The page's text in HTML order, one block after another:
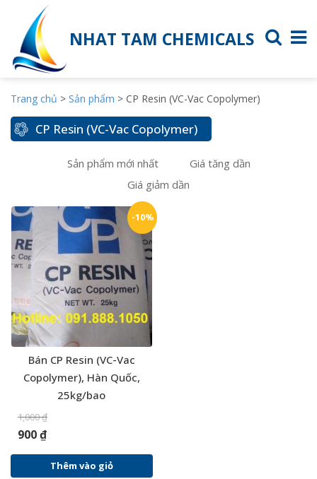
NHAT TAM CHEMICALS
Trang chủ > Sản phẩm > CP Resin (VC-Vac Copolymer)
CP Resin (VC-Vac Copolymer)
Sản phẩm mới nhất
Giá tăng dần
Giá giảm dần
-10%
Bán CP Resin (VC-Vac
Copolymer), Hàn Quốc,
25kg/bao
1,000₫
900₫
Thêm vào giỏ